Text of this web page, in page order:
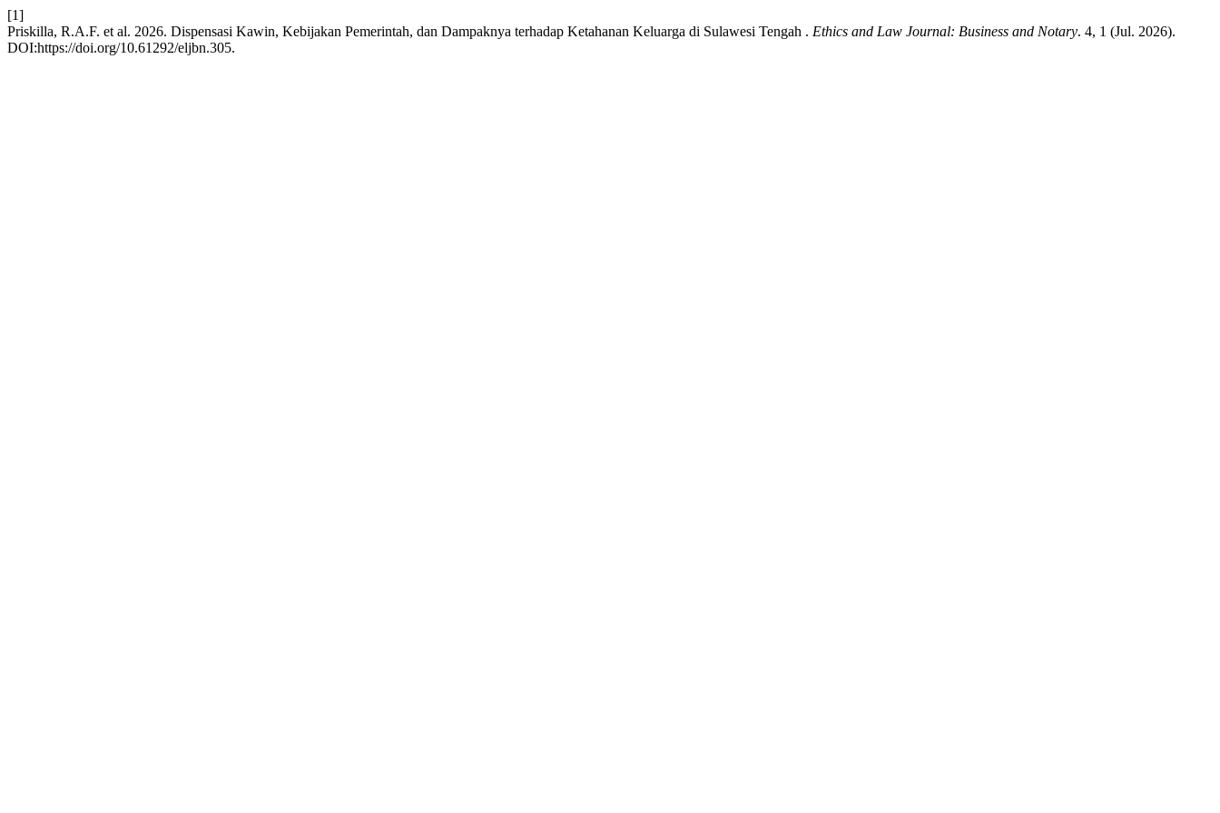
[1]
Priskilla, R.A.F. et al. 2026. Dispensasi Kawin, Kebijakan Pemerintah, dan Dampaknya terhadap Ketahanan Keluarga di Sulawesi Tengah . Ethics and Law Journal: Business and Notary. 4, 1 (Jul. 2026).
DOI:https://doi.org/10.61292/eljbn.305.